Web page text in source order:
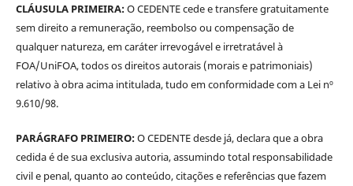
CLÁUSULA PRIMEIRA:O CEDENTE cede e transfere gratuitamente
sem direito a remuneração, reembolso ou compensação de
qualquer natureza, em caráter irrevogável e irretratável à
FOA/UniFOA, todos os direitos autorais (morais e patrimoniais)
relativo à obra acima intitulada, tudo em conformidade com a Lei nº
9.610/98.
PARÁGRAFO PRIMEIRO:O CEDENTE desde já, declara que a obra
cedida é de sua exclusiva autoria, assumindo total responsabilidade
civil e penal, quanto ao conteúdo, citações e referências que fazem